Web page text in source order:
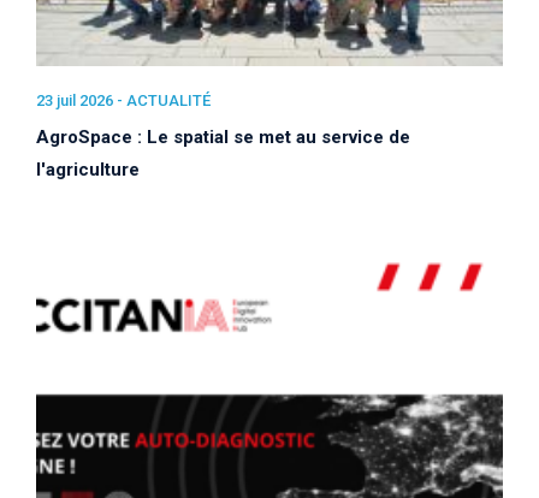
23 juil 2026 - ACTUALITÉ
AgroSpace : Le spatial se met au service de
l'agriculture